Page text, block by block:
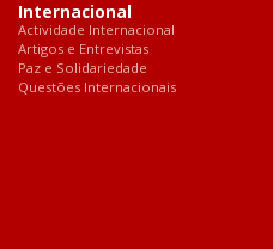
Internacional
Actividade Internacional
Artigos e Entrevistas
Paz e Solidariedade
Questões Internacionais